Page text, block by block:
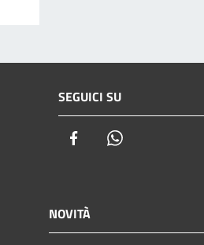
SEGUICI SU
Facebook
NOVITÀ